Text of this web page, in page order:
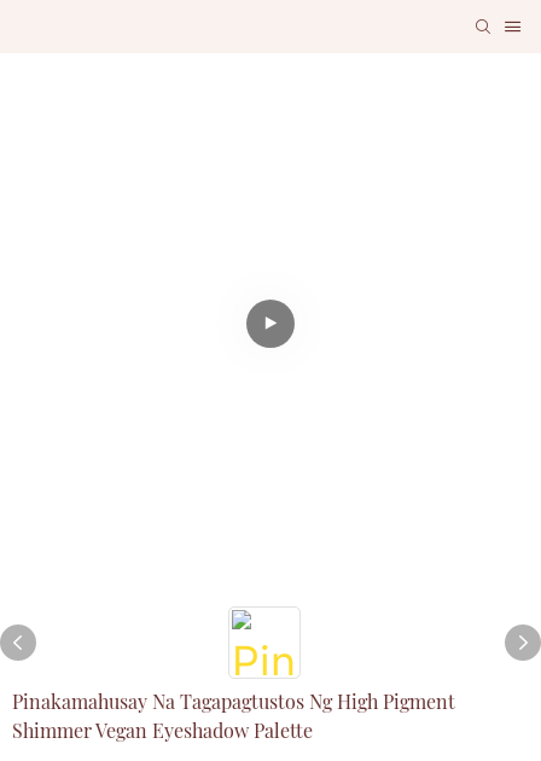
Pinakamahusay Na Tagapagtustos Ng High Pigment
Shimmer Vegan Eyeshadow Palette